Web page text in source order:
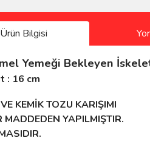
Ürün Bilgisi
Yemeği Bekleyen
16 cm
KEMİK TOZU KARIŞIMI
MADDEDEN YAPILMIŞTIR.